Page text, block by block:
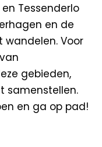
Tessenderlo
en de
wandelen. Voor
gebieden,
samenstellen.
en ga op pad!